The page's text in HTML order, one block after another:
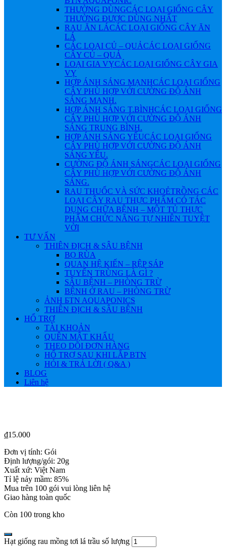
THƯỜNG DÙNGCÁC LOẠI GIỐNG CÂY
THƯỜNG ĐƯỢC DÙNG NHẤT
RAU ĂN LÁCÁC LOẠI GIỐNG CÂY ĂN
LÁ
CÁC LOẠI CỦ – QUẢCÁC LOẠI GIỐNG
CÂY CỦ – QUẢ
LOẠI GIA VỴCÁC LOẠI GIỐNG CÂY GIA
VỴ
HỢP ÁNH SÁNG MẠNHCÁC LOẠI GIỐNG
CÂY PHÙ HỢP VỚI CƯỜNG ĐỘ ÁNH
SÁNG MẠNH.
HỢP ÁNH SÁNG T.BÌNHCÁC LOẠI GIỐNG
CÂY PHÙ HỢP VỚI CƯỜNG ĐỘ ÁNH
SÁNG TRUNG BÌNH.
HỢP ÁNH SÁNG YẾUCÁC LOẠI GIỐNG
CÂY PHÙ HỢP VỚI CƯỜNG ĐỘ ÁNH
SÁNG YẾU.
CƯỜNG ĐỘ ÁNH SÁNGCÁC LOẠI GIỐNG
CÂY PHÙ HỢP VỚI CƯỜNG ĐỘ ÁNH
SÁNG.
RAU THUỐC VÀ SỨC KHOẺTRỒNG CÁC
LOẠI CÂY RAU THỰC PHẨM CÓ TÁC
DỤNG CHỮA BỆNH – MỘT TỦ THỰC
PHẨM CHỨC NĂNG TỰ NHIÊN TUYỆT
VỜI
TƯ VẤN
THIÊN ĐỊCH & SÂU BỆNH
BỌ RÙA
QUAN HỆ KIẾN – RỆP SÁP
TUYẾN TRÙNG LÀ GÌ ?
SÂU BỆNH – PHÒNG TRỪ
BỆNH Ở RAU – PHÒNG TRỪ
ẢNH БTN AQUAPONICS
THIÊN ĐỊCH & SÂU BỆNH
HỔ TRỢ
TÀI KHOẢN
QUÊN MẬT KHẨU
THEO DÕI ĐƠN HÀNG
HỔ TRỢ SAU KHI LẮP BTN
HỎI & TRẢ LỜI ( Q&A )
BLOG
Liên hệ
₫15.000
Đơn vị tính: Gói
Định lượng/gói: 20g
Xuất xứ: Việt Nam
Tỉ lệ nảy mầm: 85%
Mua trên 100 gói vui lòng liên hệ
Giao hàng toàn quốc
Còn 100 trong kho
Hạt giống rau mồng tơi lá trầu số lượng